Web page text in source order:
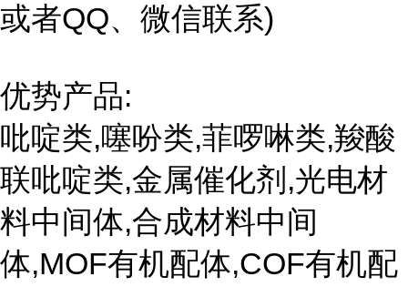
或者QQ、微信联系)
优势产品:
吡啶类,噻吩类,菲啰啉类,羧酸
联吡啶类,金属催化剂,光电材
料中间体,合成材料中间
体,MOF有机配体,COF有机配